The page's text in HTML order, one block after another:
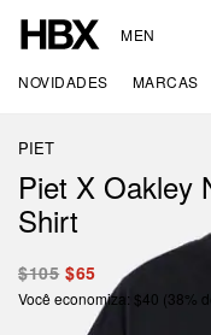
MEN
NOVIDADES MARCAS
PIET
Piet X Oakley
Shirt
$105 $65
Você economiza: $40 (38%